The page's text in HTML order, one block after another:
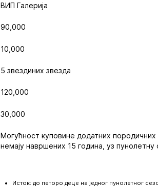
ВИП Галерија
90,000
10,000
5 звездиних звезда
120,000
30,000
Могућност куповине додатних породичних
немају навршених 15 година, уз
Исток: до петоро деце на једног пунолетног